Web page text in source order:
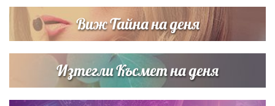
Виж Тайна на деня
Изтегли Късмет на деня